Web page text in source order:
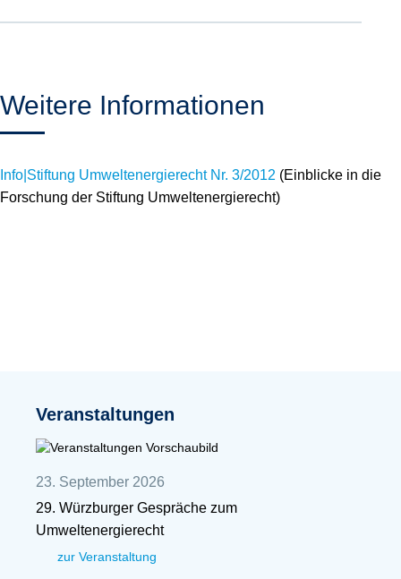
Weitere Informationen
Info|Stiftung Umweltenergierecht Nr. 3/2012 (Einblicke in die
Forschung der Stiftung Umweltenergierecht)
Veranstaltungen
23. September 2026
29. Würzburger Gespräche zum
Umweltenergierecht
zur Veranstaltung